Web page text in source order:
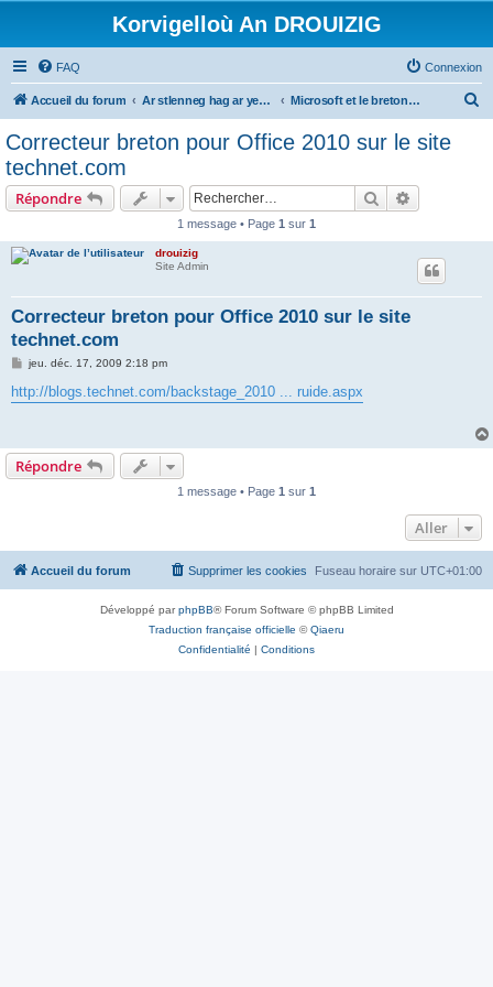
Korvigelloù An DROUIZIG
FAQ Connexion
Accueil du forum Ar stlenneg hag ar yezhoù bihan er bed a-bezh Microsoft et le breton - Microsoft and the Breton language
Correcteur breton pour Office 2010 sur le site
technet.com
Répondre Rechercher
1 message • Page 1 sur 1
drouizig
Site Admin
Correcteur breton pour Office 2010 sur le site
technet.com
M
s
s
jeu. déc. 17, 2009 2:18 pm
http://blogs.technet.com/backstage_2010 ... ruide.aspx
Répondre
1 message • Page 1 sur 1
Aller
Accueil du forum Fuseau horaire sur UTC+01:00
Supprimer les cookies
Développé parphpBB® Forum Software © phpBB Limited
Traduction française officielle ©Qiaeru
Confidentialité | Conditions